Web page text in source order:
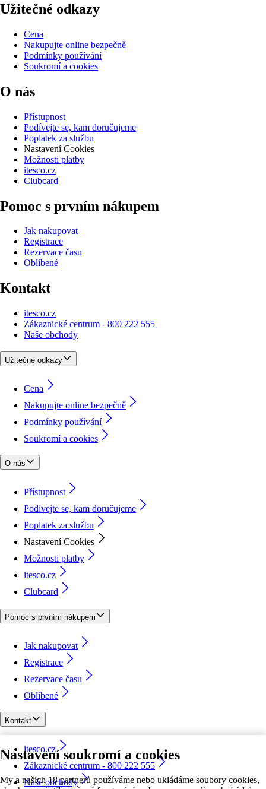
Nastavení soukromí a cookies
My a našich 18 partnerů používáme nebo ukládáme soubory cookies,
Užitečné odkazy
Cena
Nakupujte online bezpečně
Podmínky používání
Soukromí a cookies
O nás
Přístupnost
Podívejte se, kam doručujeme
Poplatek za službu
Nastavení Cookies
Možnosti platby
itesco.cz
Clubcard
Pomoc s prvním nákupem
Jak nakupovat
Registrace
Rezervace času
Oblíbené
Kontakt
itesco.cz
Zákaznické centrum - 800 222 555
Naše obchody
Užitečné odkazy
Cena
Nakupujte online bezpečně
Podmínky používání
Soukromí a cookies
O nás
Přístupnost
Podívejte se, kam doručujeme
Poplatek za službu
Nastavení Cookies
Možnosti platby
itesco.cz
Clubcard
Pomoc s prvním nákupem
Jak nakupovat
Registrace
Rezervace času
Oblíbené
Kontakt
itesco.cz
Zákaznické centrum - 800 222 555
Naše obchody